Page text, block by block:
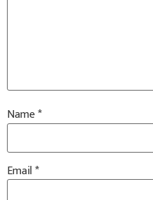
Name*
Email*